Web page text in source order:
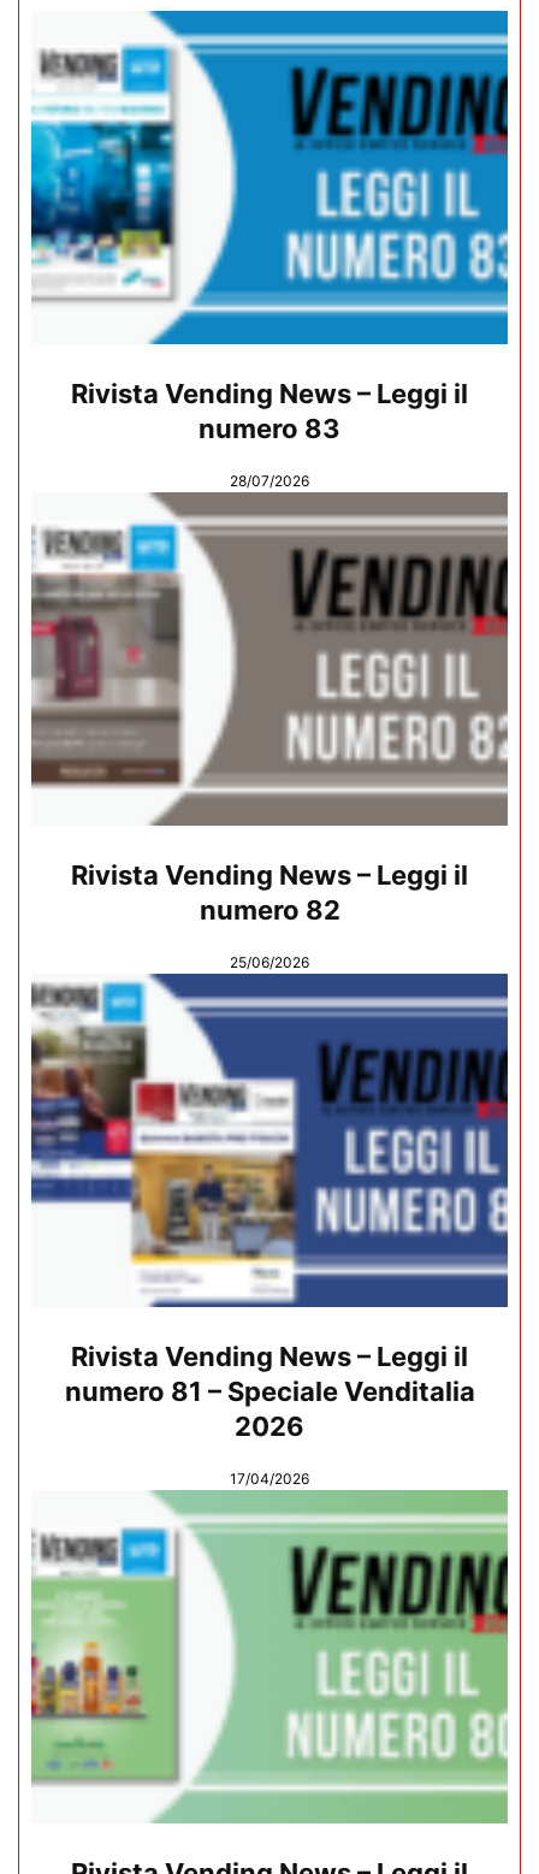
Rivista Vending News – Leggi il
numero 83
28/07/2026
Rivista Vending News – Leggi il
numero 82
25/06/2026
Rivista Vending News – Leggi il
numero 81 – Speciale Venditalia
2026
17/04/2026